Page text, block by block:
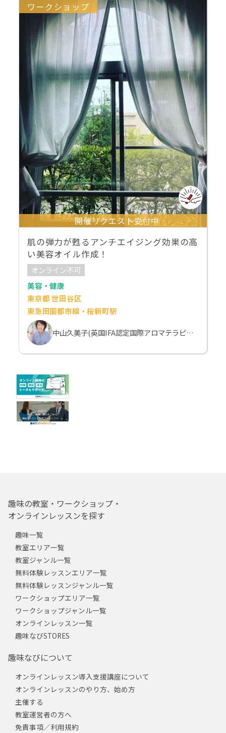
ワークショップ
開催リクエスト受付中
肌の弾力が甦るアンチエイジング効果の高
い美容オイル作成！
オンライン不可
美容・健康
東京都 世田谷区
東急田園都市線・桜新町駅
中山久美子(英国IFA認定国際アロマテラピスト）
趣味の教室・ワークショップ・
オンラインレッスンを探す
趣味一覧
教室エリア一覧
教室ジャンル一覧
無料体験レッスンエリア一覧
無料体験レッスンジャンル一覧
ワークショップエリア一覧
ワークショップジャンル一覧
オンラインレッスン一覧
趣味なびSTORES
趣味なびについて
オンラインレッスン導入支援講座について
オンラインレッスンのやり方、始め方
主催する
教室運営者の方へ
免責事項／利用規約